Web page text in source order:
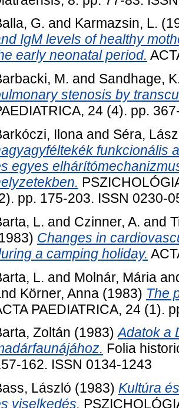
G. and Karmazsin, L.
IgM levels of healthy
early neonatal period.
M. and Sandhage,
stenosis by
24 (4). pp.
Ilona and Séra,
funkcionális
egyes
pp. 175-203. ISSN 0230-
L. and Czinner, A. and
Changes in
a camping holiday.
L. and Molnár, Mária
Körner, Anna (1983) The
PAEDIATRICA, 24 (1).
Zoltán (1983)Adatok a
Folia
162. ISSN 0134-1243
László (1983) Kultúra
viselkedés.